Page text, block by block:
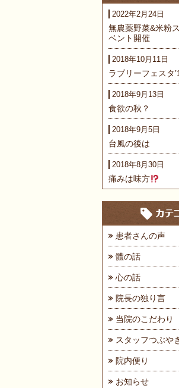
2022年2月24日
無農薬野菜&米粉
ベント開催
2018年10月11日
ラブリーフェスタ
2018年9月13日
食欲の秋？
2018年9月5日
台風の後は
2018年8月30日
痛みは味方
患者さんの声
體の話
心の話
院長の独り言
当院のこだわり
スタッフつぶや
院内便り
お知らせ